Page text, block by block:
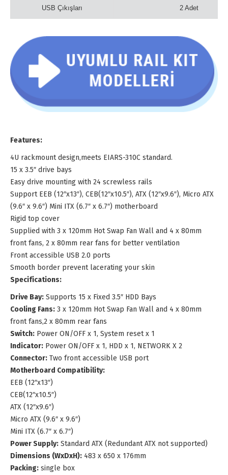
USB Çıkışları 2 Adet
Features:
4U rackmount design,meets EIARS-310C standard.
15 x 3.5″ drive bays
Easy drive mounting with 24 screwless rails
Support EEB (12″x13″), CEB(12″x10.5″), ATX (12″x9.6″), Micro ATX
(9.6″ x 9.6″) Mini ITX (6.7″ x 6.7″) motherboard
Rigid top cover
Supplied with 3 x 120mm Hot Swap Fan Wall and 4 x 80mm
front fans, 2 x 80mm rear fans for better ventilation
Front accessible USB 2.0 ports
Smooth border prevent lacerating your skin
Specifications:
Drive Bay: Supports 15 x Fixed 3.5″ HDD Bays
Cooling Fans: 3 x 120mm Hot Swap Fan Wall and 4 x 80mm
front fans,2 x 80mm rear fans
Switch: Power ON/OFF x 1, System reset x 1
Indicator: Power ON/OFF x 1, HDD x 1, NETWORK X 2
Connector: Two front accessible USB port
Motherboard Compatibility:
EEB (12″x13″)
CEB(12″x10.5″)
ATX (12″x9.6″)
Micro ATX (9.6″ x 9.6″)
Mini ITX (6.7″ x 6.7″)
Power Supply: Standard ATX (Redundant ATX not supported)
Dimensions (WxDxH): 483 x 650 x 176mm
Packing: single box